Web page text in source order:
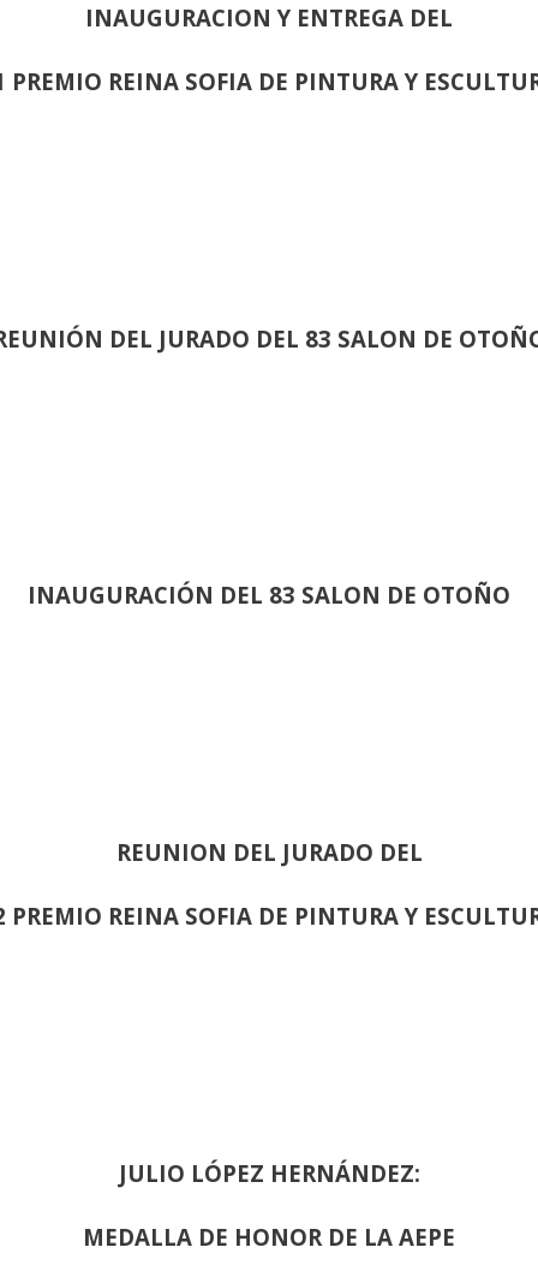
INAUGURACION Y ENTREGA DEL
PREMIO REINA SOFIA DE PINTURA Y
DEL JURADO DEL 83 SALON DE
INAUGURACIÓN DEL 83 SALON DE OTOÑO
REUNION DEL JURADO DEL
PREMIO REINA SOFIA DE PINTURA Y
JULIO LÓPEZ HERNÁNDEZ:
MEDALLA DE HONOR DE LA AEPE